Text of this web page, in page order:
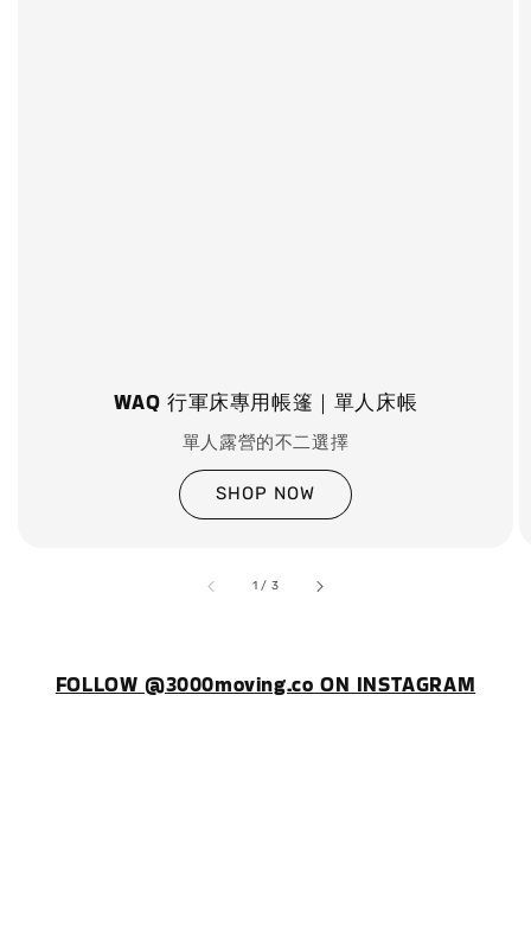
WAQ 行軍床專用帳篷｜單人床帳
單人露營的不二選擇
SHOP NOW
1 / accessibility.of
3
FOLLOW @3000moving.co ON INSTAGRAM